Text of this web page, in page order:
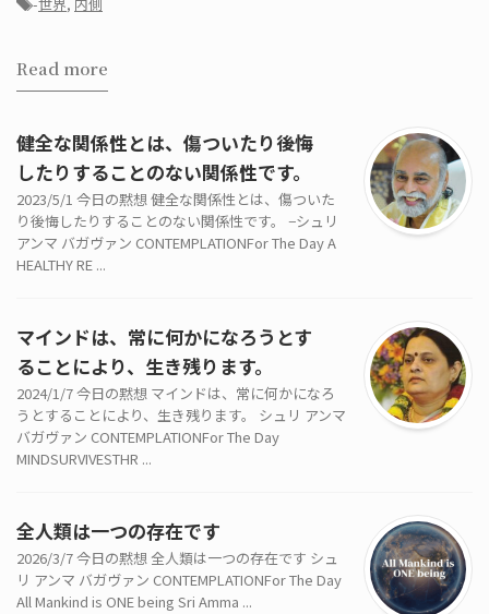
-世界, 内側
Read more
健全な関係性とは、傷ついたり後悔
したりすることのない関係性です。
2023/5/1 今日の黙想 健全な関係性とは、傷ついた
り後悔したりすることのない関係性です。 −シュリ
アンマ バガヴァン CONTEMPLATIONFor The Day A
HEALTHY RE ...
マインドは、常に何かになろうとす
ることにより、生き残ります。
2024/1/7 今日の黙想 マインドは、常に何かになろ
うとすることにより、生き残ります。 シュリ アンマ
バガヴァン CONTEMPLATIONFor The Day
MINDSURVIVESTHR ...
全人類は一つの存在です
2026/3/7 今日の黙想 全人類は一つの存在です シュ
リ アンマ バガヴァン CONTEMPLATIONFor The Day
All Mankind is ONE being Sri Amma ...